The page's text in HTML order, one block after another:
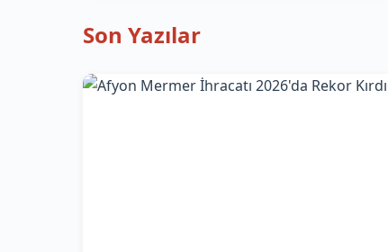
Son Yazılar